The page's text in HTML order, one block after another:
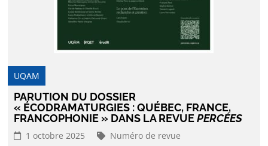
UQAM
PARUTION DU DOSSIER
« ÉCODRAMATURGIES : QUÉBEC, FRANCE,
FRANCOPHONIE » DANS LA REVUEPERCÉES
1 octobre 2025 Numéro de revue